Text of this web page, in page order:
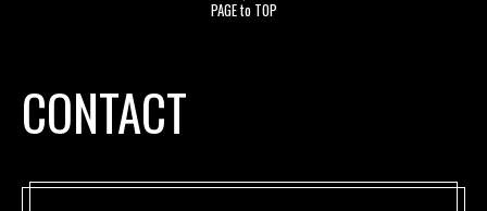
PAGE to TOP
CONTACT